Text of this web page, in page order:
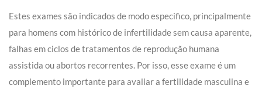
Estes exames são indicados de modo especifico, principalmente
para homens com histórico de infertilidade sem causa aparente,
falhas em ciclos de tratamentos de reprodução humana
assistida ou abortos recorrentes. Por isso, esse exame é um
complemento importante para avaliar a fertilidade masculina e